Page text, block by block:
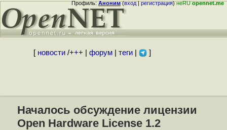
Профиль:Аноним(вход|регистрация)неRUopennet.me
[ новости/+++ форум| теги| ]
Началось обсуждение лицензии
Open Hardware License 1.2